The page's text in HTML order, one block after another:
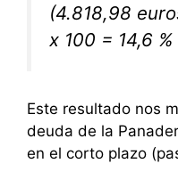
(4.818,98
x 100 = 14,6 %
Este resultado nos
deuda de la
en el corto plazo